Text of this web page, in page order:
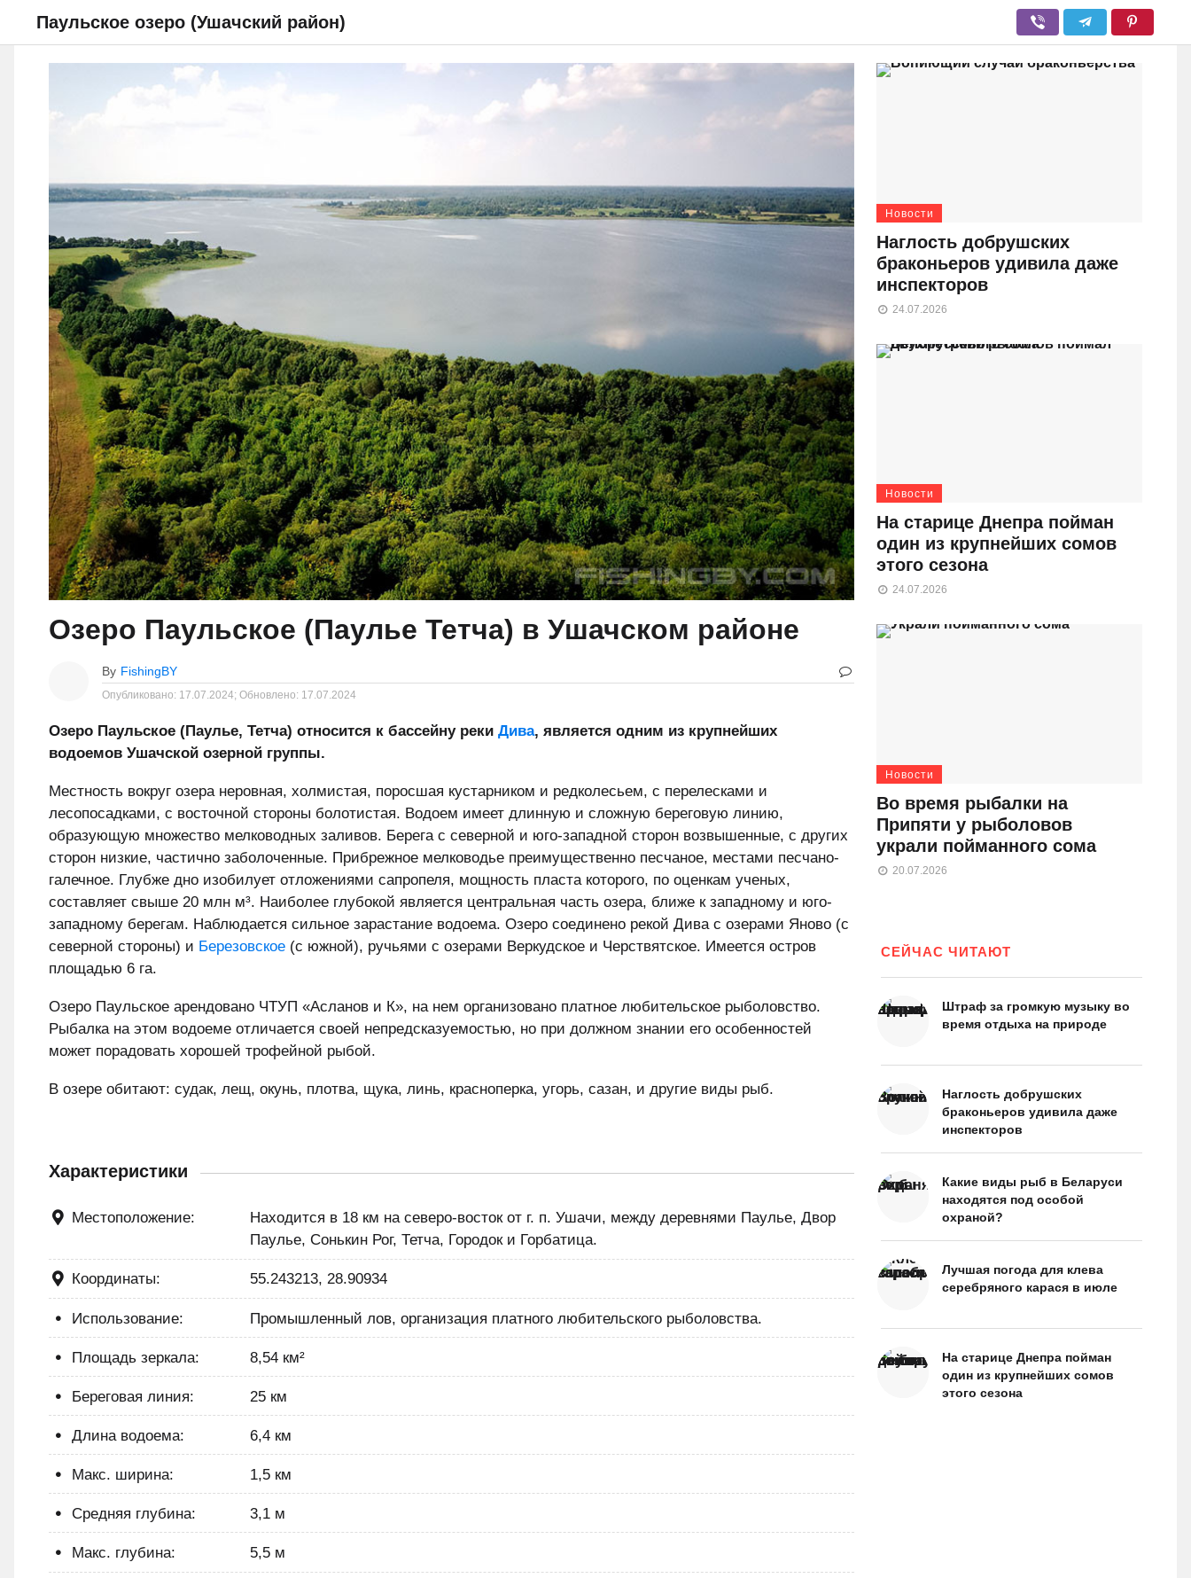
НОВОСТИ
Паульское озеро (Ушачский район)
Озеро Паульское (Паулье Тетча) в Ушачском районе
By FishingBY
Опубликовано: 17.07.2024; Обновлено: 17.07.2024
Озеро Паульское (Паулье, Тетча) относится к бассейну реки Дива, является одним из крупнейших
водоемов Ушачской озерной группы.
Местность вокруг озера неровная, холмистая, поросшая кустарником и редколесьем, с перелесками и
лесопосадками, с восточной стороны болотистая. Водоем имеет длинную и сложную береговую линию,
образующую множество мелководных заливов. Берега с северной и юго-западной сторон возвышенные, с других
сторон низкие, частично заболоченные. Прибрежное мелководье преимущественно песчаное, местами песчано-
галечное. Глубже дно изобилует отложениями сапропеля, мощность пласта которого, по оценкам ученых,
составляет свыше 20 млн м³. Наиболее глубокой является центральная часть озера, ближе к западному и юго-
западному берегам. Наблюдается сильное зарастание водоема. Озеро соединено рекой Дива с озерами Яново (с
северной стороны) и Березовское (с южной), ручьями с озерами Веркудское и Черствятское. Имеется остров
площадью 6 га.
Озеро Паульское арендовано ЧТУП «Асланов и К», на нем организовано платное любительское рыболовство.
Рыбалка на этом водоеме отличается своей непредсказуемостью, но при должном знании его особенностей
может порадовать хорошей трофейной рыбой.
В озере обитают: судак, лещ, окунь, плотва, щука, линь, красноперка, угорь, сазан, и другие виды рыб.
Характеристики
Местоположение:
Находится в 18 км на северо-восток от г. п. Ушачи, между деревнями Паулье, Двор
Паулье, Сонькин Рог, Тетча, Городок и Горбатица.
Координаты: 55.243213, 28.90934
Использование: Промышленный лов, организация платного любительского рыболовства.
Площадь зеркала: 8,54 км²
Береговая линия: 25 км
Длина водоема: 6,4 км
Макс. ширина: 1,5 км
Средняя глубина: 3,1 м
Макс. глубина: 5,5 м
Новости
Наглость добрушских
браконьеров удивила даже
инспекторов
24.07.2026
Новости
На старице Днепра пойман
один из крупнейших сомов
этого сезона
24.07.2026
Новости
Во время рыбалки на
Припяти у рыболовов
украли пойманного сома
20.07.2026
СЕЙЧАС ЧИТАЮТ
Штраф за громкую музыку во
время отдыха на природе
Наглость добрушских
браконьеров удивила даже
инспекторов
Какие виды рыб в Беларуси
находятся под особой
охраной?
Лучшая погода для клева
серебряного карася в июле
На старице Днепра пойман
один из крупнейших сомов
этого сезона